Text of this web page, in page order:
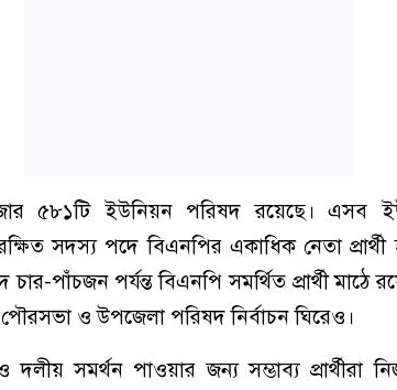
৫৮১টি ইউনিয়ন পরিষদ রয়েছে। এসব
সদস্য পদে বিএনপির একাধিক নেতা প্রার্থী
পাঁচজন পর্যন্ত বিএনপি সমর্থিত প্রার্থী মাঠে
ও উপজেলা পরিষদ নির্বাচন ঘিরেও।
সমর্থন পাওয়ার জন্য সম্ভাব্য প্রার্থীরা